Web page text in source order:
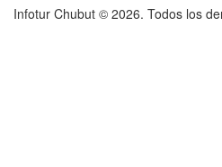
Infotur Chubut © 2026. Todos los